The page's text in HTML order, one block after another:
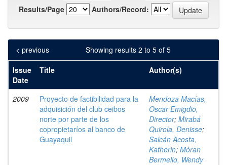
Results/Page
Authors/Record:
Showing results 2 to 5 of 5
< previous
Issue
Date
Title Author(s)
2009
Proyecto de factibilidad para la
adquisición del club ceibos
norte por parte de los
copropietaríos al banco de
Guayaquil
Mendoza Macías,
Oscar Emigdio,
Director; Mirabá
Quirola, Denisse;
Salcán Acosta,
Katherin; Móran
Bermello, Wendy